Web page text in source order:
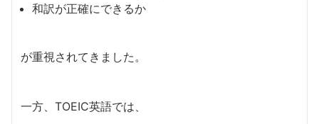
和訳が正確にできるか
が重視されてきました。
一方、TOEIC英語では、